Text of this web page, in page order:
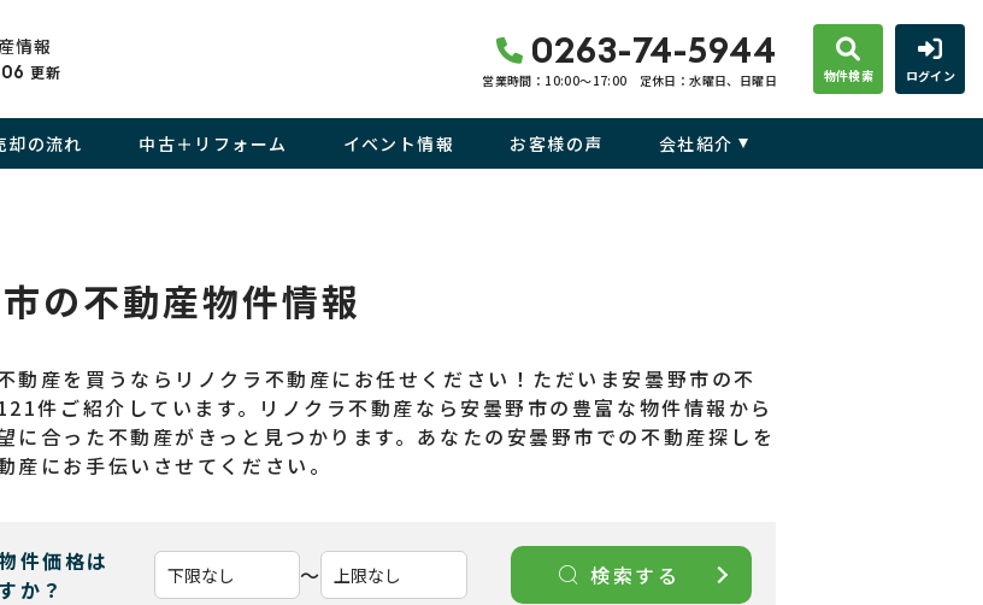
情報
更新 0263-74-5944
営業時間：10:00〜17:00 定休日：水曜日、日曜日 物件検索 ログイン
却の流れ 中古＋リフォーム イベント情報 お客様の声 会社紹介
の不動産物件情報
動産を買うならリノクラ不動産にお任せください！ただいま安曇野市の不
件ご紹介しています。リノクラ不動産なら安曇野市の豊富な物件情報から
に合った不動産がきっと見つかります。あなたの安曇野市での不動産探しを
産にお手伝いさせてください。
件価格は
か？
〜 検索する